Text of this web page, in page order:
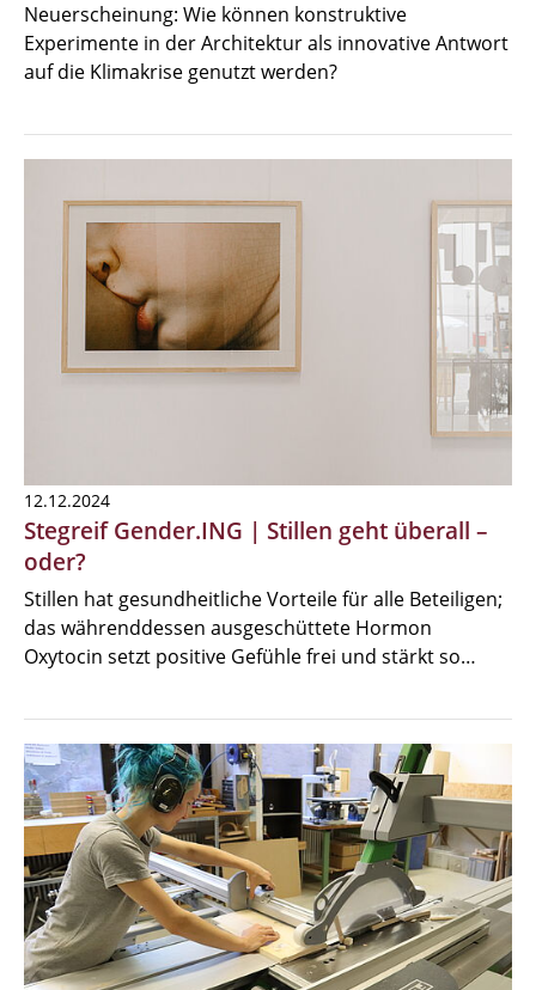
Neuerscheinung: Wie können konstruktive
Experimente in der Architektur als innovative Antwort
auf die Klimakrise genutzt werden?
12.12.2024
Stegreif Gender.ING | Stillen geht überall –
oder?
Stillen hat gesundheitliche Vorteile für alle Beteiligen;
das währenddessen ausgeschüttete Hormon
Oxytocin setzt positive Gefühle frei und stärkt so…